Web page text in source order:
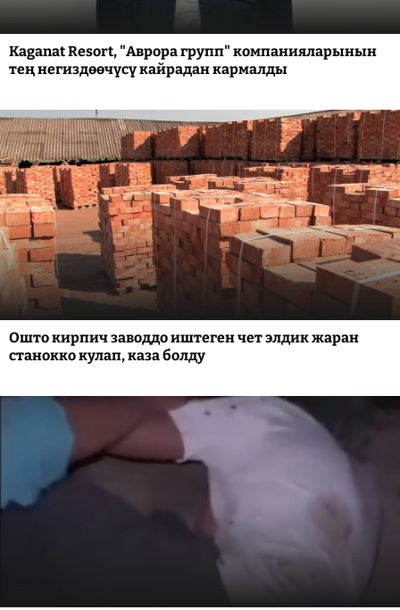
Kaganat Resort, "Аврора групп" компанияларынын
тең негиздөөчүсү кайрадан кармалды
Ошто кирпич заводдо иштеген чет элдик жаран
станокко кулап, каза болду